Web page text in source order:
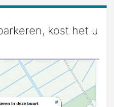
kost het u